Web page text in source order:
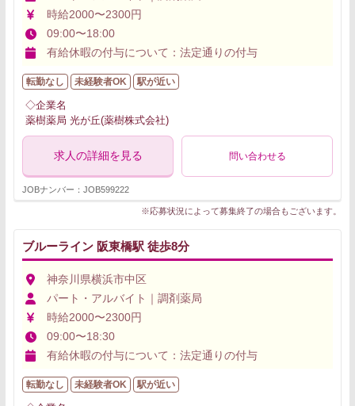
時給2000〜2300円
09:00〜18:00
有給休暇の付与について：法定通りの付与
転勤なし 未経験者OK 駅が近い
◇企業名
薬樹薬局 光が丘(薬樹株式会社)
求人の詳細を見る 問い合わせる
JOBナンバー：JOB599222
※応募状況によって募集終了の場合もございます。
ブルーライン 阪東橋駅 徒歩8分
神奈川県横浜市中区
パート・アルバイト｜調剤薬局
時給2000〜2300円
09:00〜18:30
有給休暇の付与について：法定通りの付与
転勤なし 未経験者OK 駅が近い